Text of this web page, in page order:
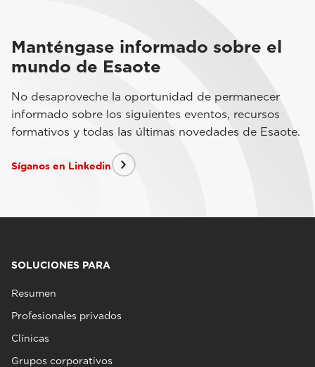
Manténgase informado sobre el
mundo de Esaote
No desaproveche la oportunidad de permanecer
informado sobre los siguientes eventos, recursos
formativos y todas las últimas novedades de Esaote.
Síganos en Linkedin
SOLUCIONES PARA
Resumen
Profesionales privados
Clínicas
Grupos corporativos